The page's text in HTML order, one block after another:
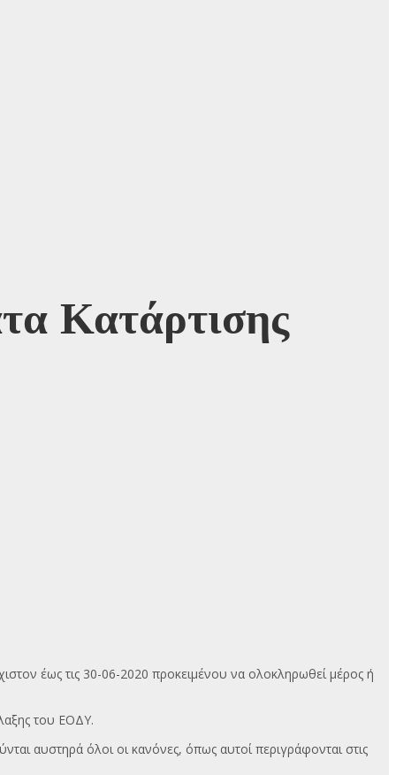
Κατάρτισης
έως τις 30-06-2020 προκειμένου να ολοκληρωθεί μέρος ή
του ΕΟΔΥ.
αυστηρά όλοι οι κανόνες, όπως αυτοί περιγράφονται στις